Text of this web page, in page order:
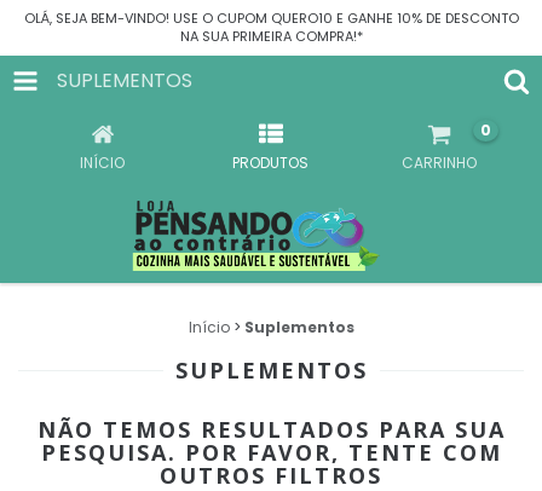
OLÁ, SEJA BEM-VINDO! USE O CUPOM QUERO10 E GANHE 10% DE DESCONTO
NA SUA PRIMEIRA COMPRA!*
SUPLEMENTOS
INÍCIO PRODUTOS CARRINHO
0
Início > Suplementos
SUPLEMENTOS
NÃO TEMOS RESULTADOS PARA SUA
PESQUISA. POR FAVOR, TENTE COM
OUTROS FILTROS